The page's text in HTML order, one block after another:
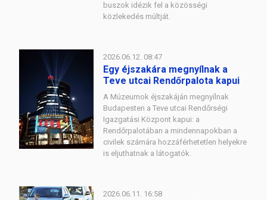
buszok idézik fel a közösségi
közlekedés múltját.
2026.06.12. 08:47
Egy éjszakára megnyílnak a
Teve utcai Rendőrpalota kapui
A Múzeumok éjszakáján megnyílnak
Budapesten a Teve utcai Rendőrségi
Igazgatási Központ kapui: a
Rendőrpalotában a mindennapokban a
civilek számára hozzáférhetetlen helyekre
is eljuthatnak a látogatók.
2026.06.11. 16:58